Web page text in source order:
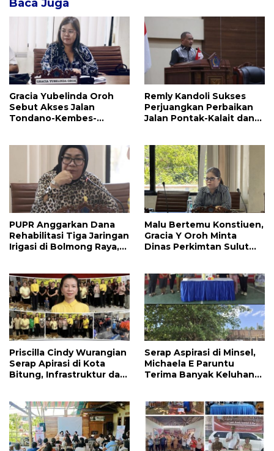
Baca Juga
Gracia Yubelinda Oroh
Sebut Akses Jalan
Tondano-Kembes-
Remly Kandoli Sukses
Perjuangkan Perbaikan
Jalan Pontak-Kalait dan
PUPR Anggarkan Dana
Rehabilitasi Tiga Jaringan
Irigasi di Bolmong Raya,
Malu Bertemu Konstiuen,
Gracia Y Oroh Minta
Dinas Perkimtan Sulut
Jalan di Tandengan I
Priscilla Cindy Wurangian
Serap Apirasi di Kota
Bitung, Infrastruktur dan
Warga
Serap Aspirasi di Minsel,
Michaela E Paruntu
Terima Banyak Keluhan